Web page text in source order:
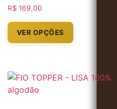
R$ 169,00
VER OPÇÕES